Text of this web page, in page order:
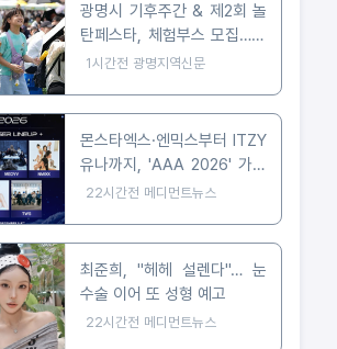
광명시 기후주간 & 제2회 놀
탄페스타, 체험부스 모집…10
월 24일 개최
1시간전 광명지역신문
몬스타엑스·엔믹스부터 ITZY
유나까지, 'AAA 2026' 가오
슝 출격 확정
22시간전 메디먼트뉴스
최준희, "헤헤 설렌다"… 눈
수술 이어 또 성형 예고
22시간전 메디먼트뉴스